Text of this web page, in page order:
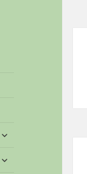
untermenü
untermenü